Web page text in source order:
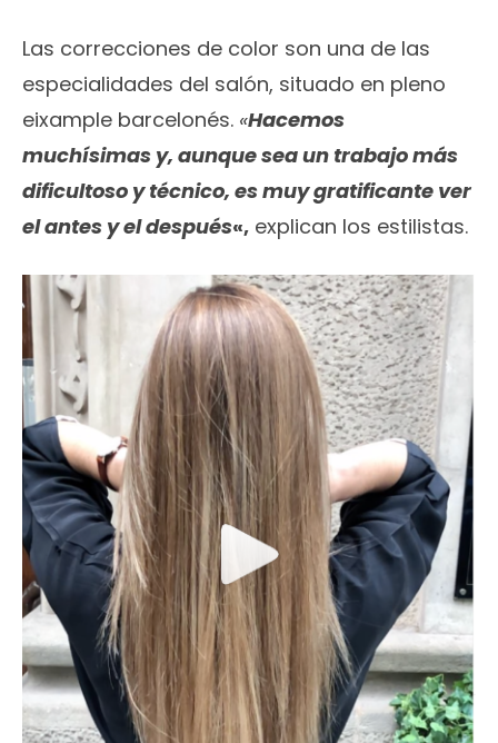
Las correcciones de color son una de las
especialidades del salón, situado en pleno
eixample barcelonés. «Hacemos
muchísimas y, aunque sea un trabajo más
dificultoso y técnico, es muy gratificante ver
el antes y el después«, explican los estilistas.